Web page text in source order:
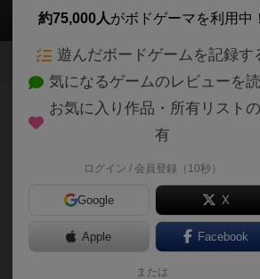
34 10 88
393名が参考 2名がナイス 0
『カルカソンヌ』で魂を売っちゃ
カルカソンヌの町で、城や道路や修
ムです。タイルを1枚引いて置いてい
ルールなので、ボドゲのエントリーモ
は完成するまで帰ってこない（タイ
約75,000人がボドゲーマを利用中！
遊んだボードゲームを記録す
気になるゲームのレビューを
お気に入り作品・所有リスト
有
ログイン / 会員登録（10秒）
Google X
Apple Facebook
または